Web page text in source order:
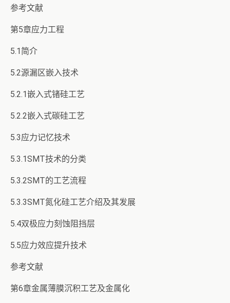
参考文献
第5章应力工程
5.1简介
5.2源漏区嵌入技术
5.2.1嵌入式锗硅工艺
5.2.2嵌入式碳硅工艺
5.3应力记忆技术
5.3.1SMT技术的分类
5.3.2SMT的工艺流程
5.3.3SMT氮化硅工艺介绍及其发展
5.4双极应力刻蚀阻挡层
5.5应力效应提升技术
参考文献
第6章金属薄膜沉积工艺及金属化